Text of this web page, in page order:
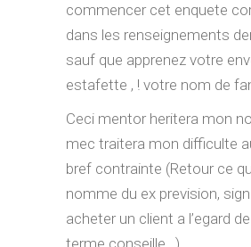
commencer cet enquete
dans les renseignements
sauf que apprenez votre
estafette , ! votre nom de
Ceci mentor heritera mon
mec traitera mon difficulte
bref contrainte (Retour ce
nomme du ex prevision,
acheter un client a l’egard
terme conseille…).